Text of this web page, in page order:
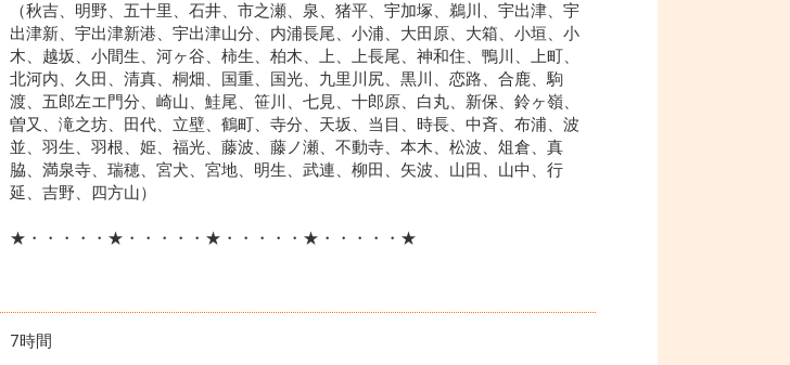
（秋吉、明野、五十里、石井、市之瀬、泉、猪平、宇加塚、鵜川、宇出津、宇
出津新、宇出津新港、宇出津山分、内浦長尾、小浦、大田原、大箱、小垣、小
木、越坂、小間生、河ヶ谷、柿生、柏木、上、上長尾、神和住、鴨川、上町、
北河内、久田、清真、桐畑、国重、国光、九里川尻、黒川、恋路、合鹿、駒
渡、五郎左エ門分、崎山、鮭尾、笹川、七見、十郎原、白丸、新保、鈴ヶ嶺、
曽又、滝之坊、田代、立壁、鶴町、寺分、天坂、当目、時長、中斉、布浦、波
並、羽生、羽根、姫、福光、藤波、藤ノ瀬、不動寺、本木、松波、俎倉、真
脇、満泉寺、瑞穂、宮犬、宮地、明生、武連、柳田、矢波、山田、山中、行
延、吉野、四方山）
★・・・・・★・・・・・★・・・・・★・・・・・★
7時間